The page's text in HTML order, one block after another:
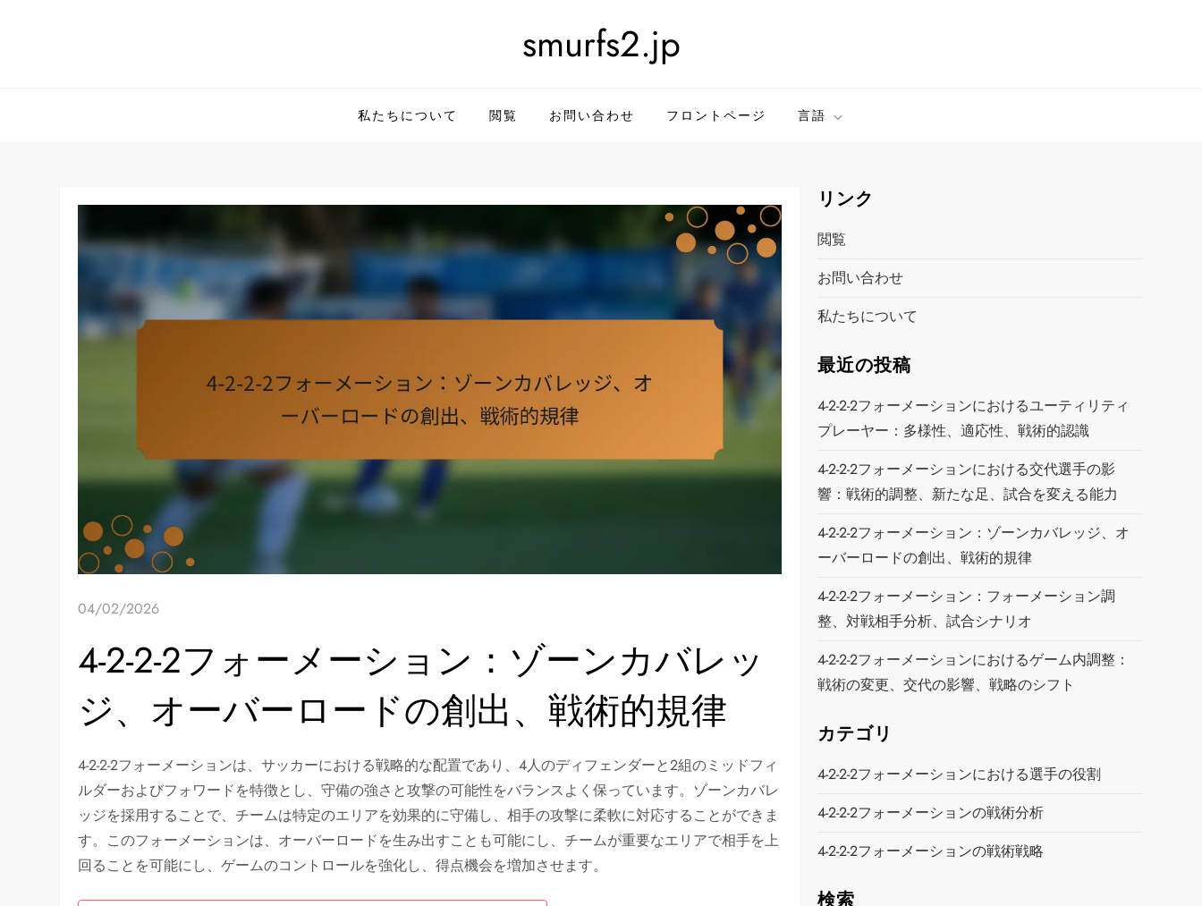
smurfs2.jp
私たちについて 閲覧 お問い合わせ フロントページ 言語
04/02/2026
4-2-2-2フォーメーション：ゾーンカバレッ
ジ、オーバーロードの創出、戦術的規律
4-2-2-2フォーメーションは、サッカーにおける戦略的な配置であり、4人のディフェンダーと2組のミッドフィ
ルダーおよびフォワードを特徴とし、守備の強さと攻撃の可能性をバランスよく保っています。ゾーンカバレ
ッジを採用することで、チームは特定のエリアを効果的に守備し、相手の攻撃に柔軟に対応することができま
す。このフォーメーションは、オーバーロードを生み出すことも可能にし、チームが重要なエリアで相手を上
回ることを可能にし、ゲームのコントロールを強化し、得点機会を増加させます。
リンク
閲覧
お問い合わせ
私たちについて
最近の投稿
4-2-2-2フォーメーションにおけるユーティリティ
プレーヤー：多様性、適応性、戦術的認識
4-2-2-2フォーメーションにおける交代選手の影
響：戦術的調整、新たな足、試合を変える能力
4-2-2-2フォーメーション：ゾーンカバレッジ、オ
ーバーロードの創出、戦術的規律
4-2-2-2フォーメーション：フォーメーション調
整、対戦相手分析、試合シナリオ
4-2-2-2フォーメーションにおけるゲーム内調整：
戦術の変更、交代の影響、戦略のシフト
カテゴリ
4-2-2-2フォーメーションにおける選手の役割
4-2-2-2フォーメーションの戦術分析
4-2-2-2フォーメーションの戦術戦略
検索